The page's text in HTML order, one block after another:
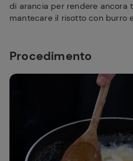
di arancia per rendere ancora
mantecare il risotto con burro
Procedimento